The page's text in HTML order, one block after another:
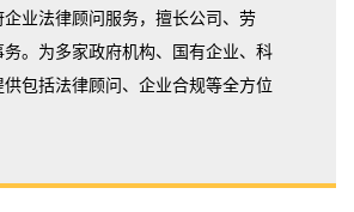
业法律顾问服务，擅长公司、劳
。为多家政府机构、国有企业、科
包括法律顾问、企业合规等全方位